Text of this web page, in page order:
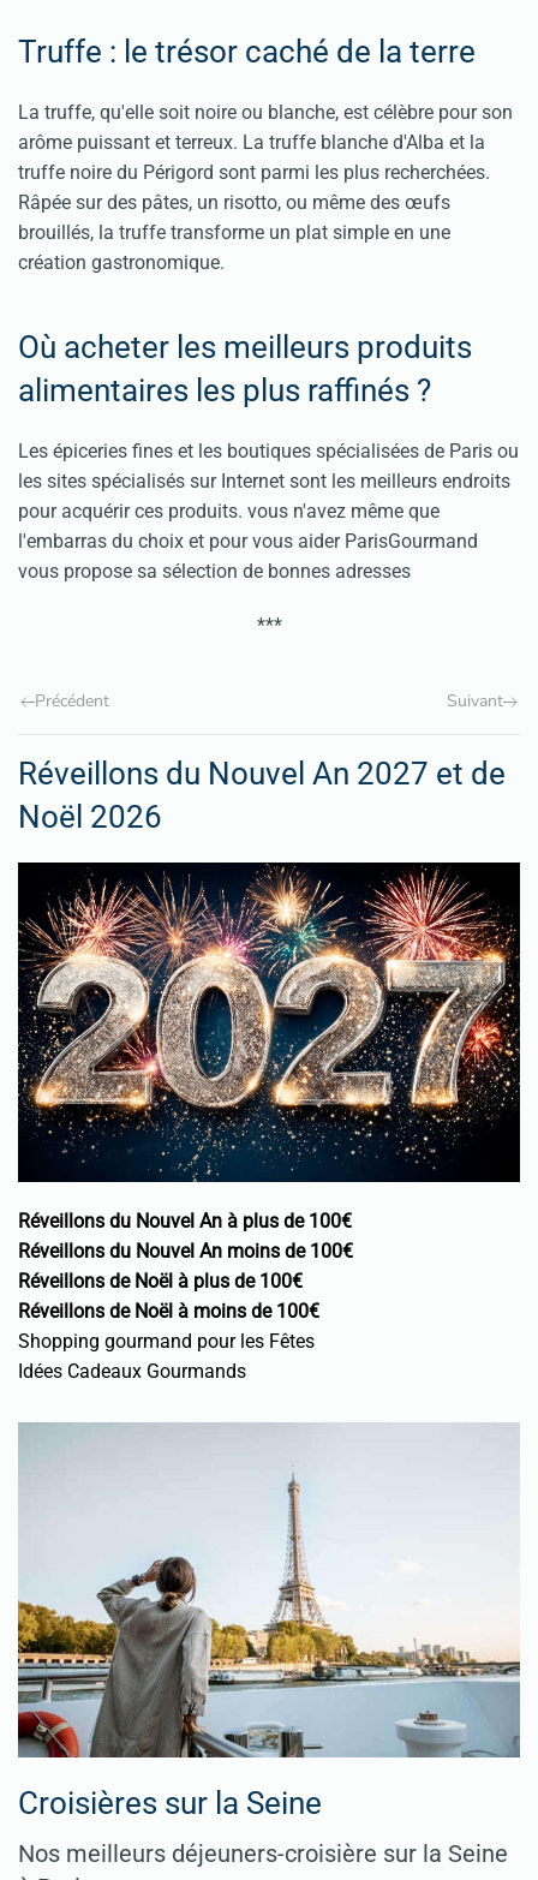
Truffe : le trésor caché de la terre
La truffe, qu'elle soit noire ou blanche, est célèbre pour son
arôme puissant et terreux. La truffe blanche d'Alba et la
truffe noire du Périgord sont parmi les plus recherchées.
Râpée sur des pâtes, un risotto, ou même des œufs
brouillés, la truffe transforme un plat simple en une
création gastronomique.
Où acheter les meilleurs produits
alimentaires les plus raffinés ?
Les épiceries fines et les boutiques spécialisées de Paris ou
les sites spécialisés sur Internet sont les meilleurs endroits
pour acquérir ces produits. vous n'avez même que
l'embarras du choix et pour vous aider ParisGourmand
vous propose sa sélection de bonnes adresses
***
Précédent Suivant
Réveillons du Nouvel An 2027 et de
Noël 2026
Réveillons du Nouvel An à plus de 100€
Réveillons du Nouvel An moins de 100€
Réveillons de Noël à plus de 100€
Réveillons de Noël à moins de 100€
Shopping gourmand pour les Fêtes
Idées Cadeaux Gourmands
Croisières sur la Seine
Nos meilleurs déjeuners-croisière sur la Seine